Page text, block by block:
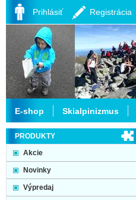
PRODUKTY
Akcie
Novinky
Výpredaj
E-shop Skialpinizmus
Prihlásiť Registrácia